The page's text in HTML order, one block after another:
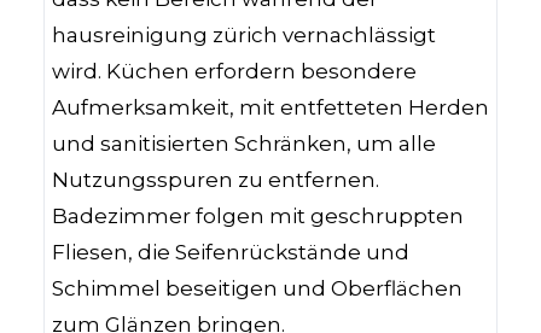
hausreinigung zürich vernachlässigt
wird. Küchen erfordern besondere
Aufmerksamkeit, mit entfetteten Herden
und sanitisierten Schränken, um alle
Nutzungsspuren zu entfernen.
Badezimmer folgen mit geschruppten
Fliesen, die Seifenrückstände und
Schimmel beseitigen und Oberflächen
zum Glänzen bringen.